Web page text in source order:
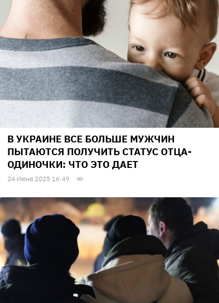
В УКРАИНЕ ВСЕ БОЛЬШЕ МУЖЧИН
ПЫТАЮТСЯ ПОЛУЧИТЬ СТАТУС ОТЦА-
ОДИНОЧКИ: ЧТО ЭТО ДАЕТ
24 Июня 2025 16:49